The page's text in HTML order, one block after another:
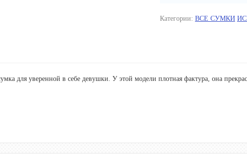
Категории: ВСЕ СУМКИ
для уверенной в себе девушки. У этой модели плотная фактура, она